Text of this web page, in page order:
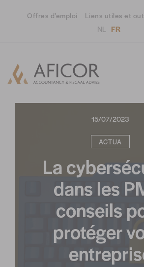
Offres d’emploi Liens utiles et
NL FR
15/07/2023
ACTUA
La
dans les
conseils
protéger